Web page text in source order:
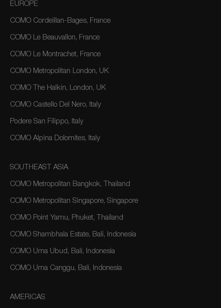
EUROPE
COMO Cordeillan-Bages, France
COMO Le Beauvallon, France
COMO Le Montrachet, France
COMO Metropolitan London, UK
COMO The Halkin, London, UK
COMO Castello Del Nero, Italy
Podere San Filippo, Italy
COMO Alpina Dolomites, Italy
SOUTHEAST ASIA
COMO Metropolitan Bangkok, Thailand
COMO Metropolitan Singapore, Singapore
COMO Point Yamu, Phuket, Thailand
COMO Shambhala Estate, Bali, Indonesia
COMO Uma Ubud, Bali, Indonesia
COMO Uma Canggu, Bali, Indonesia
AMERICAS